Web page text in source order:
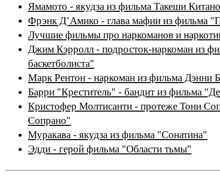
Ямамото - якудза из фильма Такеши
Фрэнк Д’Амико - глава мафии из фильма
Лучшие фильмы про наркоманов и
Джим Кэрролл - подросток-наркоман из
баскетболиста"
Марк Рентон - наркоман из фильма Дэнни
Барри "Креститель" - бандит из фильма
Кристофер Молтисанти - протеже Тони
Сопрано"
Муракава - якудза из фильма "Сонатина"
Эдди - герой фильма "Области тьмы"